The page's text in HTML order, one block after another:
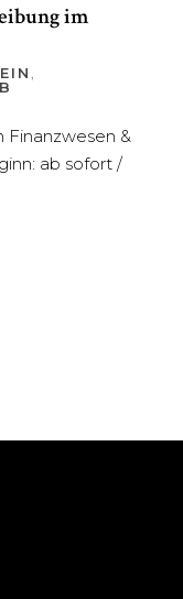
im
Finanzwesen &
ab sofort /